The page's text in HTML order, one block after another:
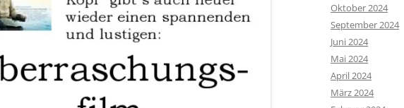
Oktober 2024
September 2024
Juni 2024
Mai 2024
April 2024
März 2024